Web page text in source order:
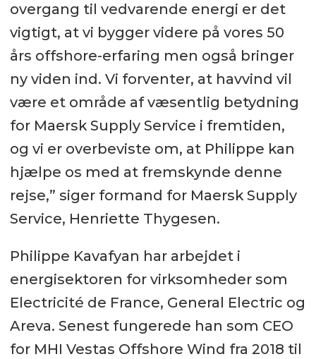
overgang til vedvarende energi er det
vigtigt, at vi bygger videre på vores 50
års offshore-erfaring men også bringer
ny viden ind. Vi forventer, at havvind vil
være et område af væsentlig betydning
for Maersk Supply Service i fremtiden,
og vi er overbeviste om, at Philippe kan
hjælpe os med at fremskynde denne
rejse,” siger formand for Maersk Supply
Service, Henriette Thygesen.
Philippe Kavafyan har arbejdet i
energisektoren for virksomheder som
Electricité de France, General Electric og
Areva. Senest fungerede han som CEO
for MHI Vestas Offshore Wind fra 2018 til